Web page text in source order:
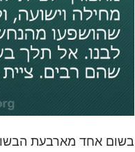
בשום אחד מארבעת